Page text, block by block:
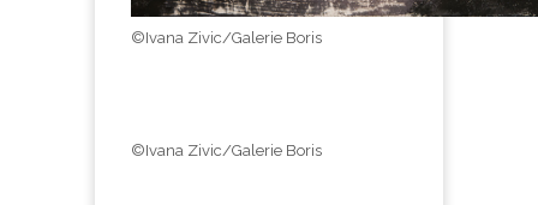
©Ivana Zivic/Galerie Boris
©Ivana Zivic/Galerie Boris